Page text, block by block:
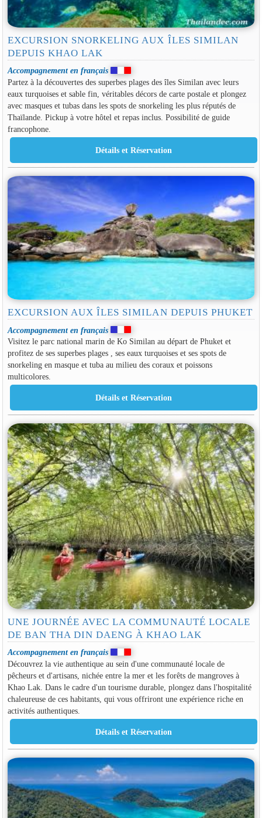
EXCURSION SNORKELING AUX ÎLES SIMILAN
DEPUIS KHAO LAK
Accompagnement en français
Partez à la découvertes des superbes plages des îles Similan avec leurs
eaux turquoises et sable fin, véritables décors de carte postale et plongez
avec masques et tubas dans les spots de snorkeling les plus réputés de
Thaïlande. Pickup à votre hôtel et repas inclus. Possibilité de guide
francophone.
EXCURSION AUX ÎLES SIMILAN DEPUIS PHUKET
Accompagnement en français
Visitez le parc national marin de Ko Similan au départ de Phuket et
profitez de ses superbes plages , ses eaux turquoises et ses spots de
snorkeling en masque et tuba au milieu des coraux et poissons
multicolores.
UNE JOURNÉE AVEC LA COMMUNAUTÉ LOCALE
DE BAN THA DIN DAENG À KHAO LAK
Accompagnement en français
Découvrez la vie authentique au sein d'une communauté locale de
pêcheurs et d'artisans, nichée entre la mer et les forêts de mangroves à
Khao Lak. Dans le cadre d'un tourisme durable, plongez dans l'hospitalité
chaleureuse de ces habitants, qui vous offriront une expérience riche en
activités authentiques.